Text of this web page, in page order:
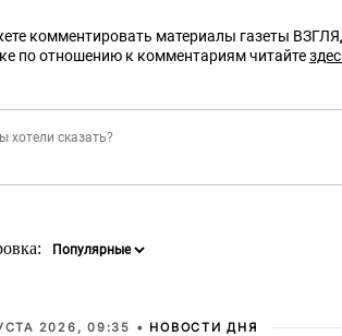
комментировать материалы газеты
по отношению к комментариям читайте
2026, 09:35 • НОВОСТИ ДНЯ